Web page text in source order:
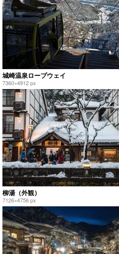
城崎温泉ロープウェイ
7360×4912 px
柳湯（外観）
7126×4756 px